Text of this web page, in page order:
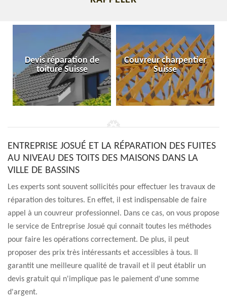
Devis réparation de
toiture Suisse
Couvreur charpentier
Suisse
ENTREPRISE JOSUÉ ET LA RÉPARATION DES FUITES
AU NIVEAU DES TOITS DES MAISONS DANS LA
VILLE DE BASSINS
Les experts sont souvent sollicités pour effectuer les travaux de
réparation des toitures. En effet, il est indispensable de faire
appel à un couvreur professionnel. Dans ce cas, on vous propose
le service de Entreprise Josué qui connait toutes les méthodes
pour faire les opérations correctement. De plus, il peut
proposer des prix très intéressants et accessibles à tous. Il
garantit une meilleure qualité de travail et il peut établir un
devis gratuit qui n'implique pas le paiement d'une somme
d'argent.